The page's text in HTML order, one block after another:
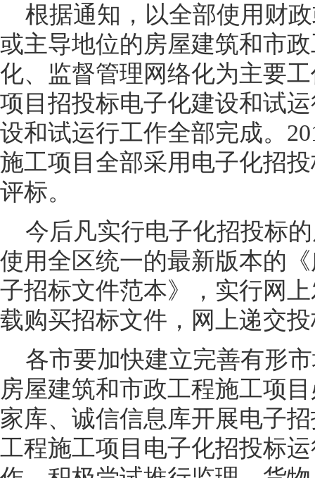
根据通知，以全部使用财
或主导地位的房屋建筑和市
化、监督管理网络化为主要
项目招投标电子化建设和试
设和试运行工作全部完成。
施工项目全部采用电子化招
评标。
今后凡实行电子化招投标
使用全区统一的最新版本的
子招标文件范本》，实行网
载购买招标文件，网上递交
各市要加快建立完善有形
房屋建筑和市政工程施工项
家库、诚信信息库开展电子
工程施工项目电子化招投标